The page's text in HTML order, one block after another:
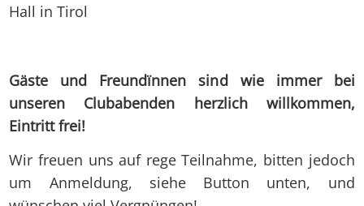
Hall in Tirol
Gäste und Freundïnnen sind wie immer bei
unseren Clubabenden herzlich willkommen,
Eintritt frei!
Wir freuen uns auf rege Teilnahme, bitten jedoch
um Anmeldung, siehe Button unten, und